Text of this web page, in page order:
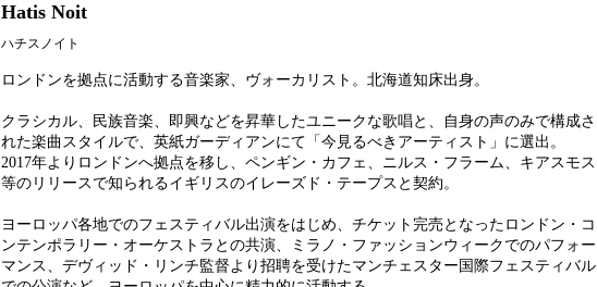
Hatis Noit
ハチスノイト
ロンドンを拠点に活動する音楽家、ヴォーカリスト。北海道知床出身。
クラシカル、民族音楽、即興などを昇華したユニークな歌唱と、自身の声のみで構成さ
れた楽曲スタイルで、英紙ガーディアンにて「今見るべきアーティスト」に選出。
2017年よりロンドンへ拠点を移し、ペンギン・カフェ、ニルス・フラーム、キアスモス
等のリリースで知られるイギリスのイレーズド・テープスと契約。
ヨーロッパ各地でのフェスティバル出演をはじめ、チケット完売となったロンドン・コ
ンテンポラリー・オーケストラとの共演、ミラノ・ファッションウィークでのパフォー
マンス、デヴィッド・リンチ監督より招聘を受けたマンチェスター国際フェスティバル